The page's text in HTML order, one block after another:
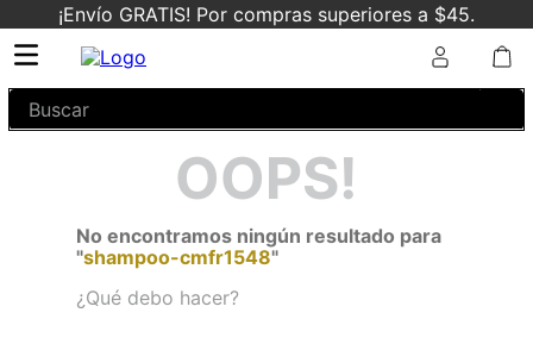
¡Envío GRATIS! Por compras superiores a $45.
Buscar
OOPS!
No encontramos ningún resultado para
"shampoo-cmfr1548"
¿Qué debo hacer?